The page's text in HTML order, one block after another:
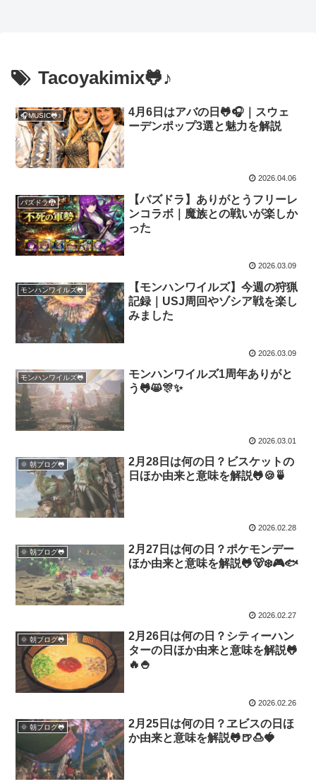
Tacoyakimix🐸♪
🎧MUSIC🐸♪
4月6日はアバの日🐸🎧｜スウェ
ーデンポップ3選と魅力を解説
2026.04.06
パズドラ🐉
【パズドラ】ありがとうフリーレ
ンコラボ｜魔族との戦いが楽しか
った
2026.03.09
モンハンワイルズ🐸
【モンハンワイルズ】今週の狩猟
記録｜USJ周回やゾシア戦を楽し
みました
2026.03.09
モンハンワイルズ🐸
モンハンワイルズ1周年ありがと
う🐸😸🎊✨
2026.03.01
🌞 朝ブログ🐸
2月28日は何の日？ビスケットの
日ほか由来と意味を解説🐸🍪🍵
2026.02.28
🌞 朝ブログ🐸
2月27日は何の日？ポケモンデー
ほか由来と意味を解説🐸🐻‍❄️🎮🐟
2026.02.27
🌞 朝ブログ🐸
2月26日は何の日？シティーハン
ターの日ほか由来と意味を解説🐸
🔥🍚
2026.02.26
🌞 朝ブログ🐸
2月25日は何の日？ヱビスの日ほ
か由来と意味を解説🐸🍺🍮🍓